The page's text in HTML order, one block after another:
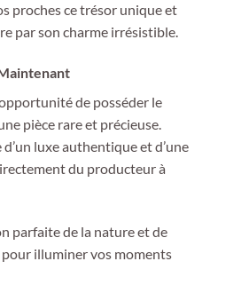
proches ce trésor unique et
par son charme irrésistible.
de posséder le
pièce rare et précieuse.
d’un luxe authentique et d’une
du producteur à
parfaite de la nature et de
pour illuminer vos moments